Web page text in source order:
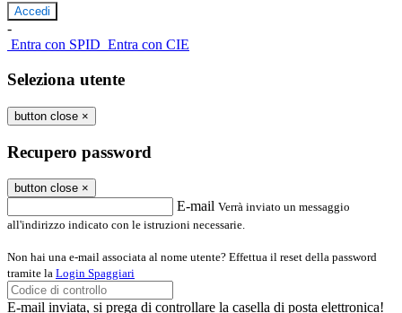
-
Entra con SPID Entra con CIE
Seleziona utente
button close ×
Recupero password
button close ×
E-mail Verrà inviato un messaggio
all'indirizzo indicato con le istruzioni necessarie.
Non hai una e-mail associata al nome utente? Effettua il reset della password
tramite la Login Spaggiari
E-mail inviata, si prega di controllare la casella di posta elettronica!